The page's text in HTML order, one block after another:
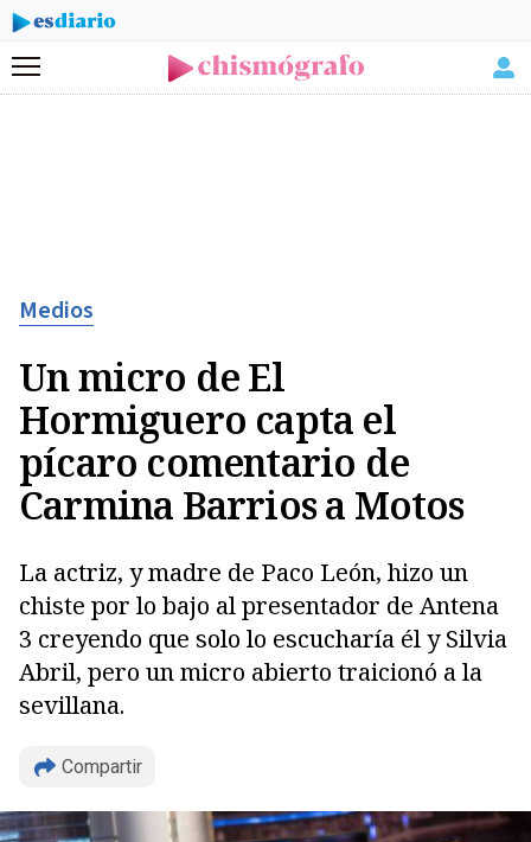
Menú
Medios
Un micro de El
Hormiguero capta el
pícaro comentario de
Carmina Barrios a Motos
La actriz, y madre de Paco León, hizo un
chiste por lo bajo al presentador de Antena
3 creyendo que solo lo escucharía él y Silvia
Abril, pero un micro abierto traicionó a la
sevillana.
Compartir
Copiar